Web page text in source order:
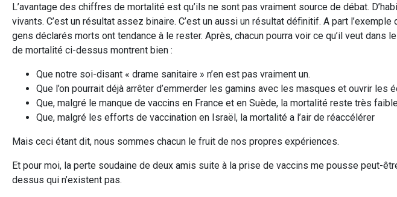
L’avantage des chiffres de mortalité est qu’ils ne sont pas vraiment source de débat.
vivants. C’est un résultat assez binaire. C’est un aussi un résultat définitif. A part
gens déclarés morts ont tendance à le rester. Après, chacun pourra voir ce qu’il veut
de mortalité ci-dessus montrent bien :
Que notre soi-disant « drame sanitaire » n’en est pas vraiment un.
Que l’on pourrait déjà arrêter d’emmerder les gamins avec les masques et ouvrir les
Que, malgré le manque de vaccins en France et en Suède, la mortalité reste très
Que, malgré les efforts de vaccination en Israël, la mortalité a l’air de réaccélérer
Mais ceci étant dit, nous sommes chacun le fruit de nos propres expériences.
Et pour moi, la perte soudaine de deux amis suite à la prise de vaccins me pousse peut-
dessus qui n’existent pas.